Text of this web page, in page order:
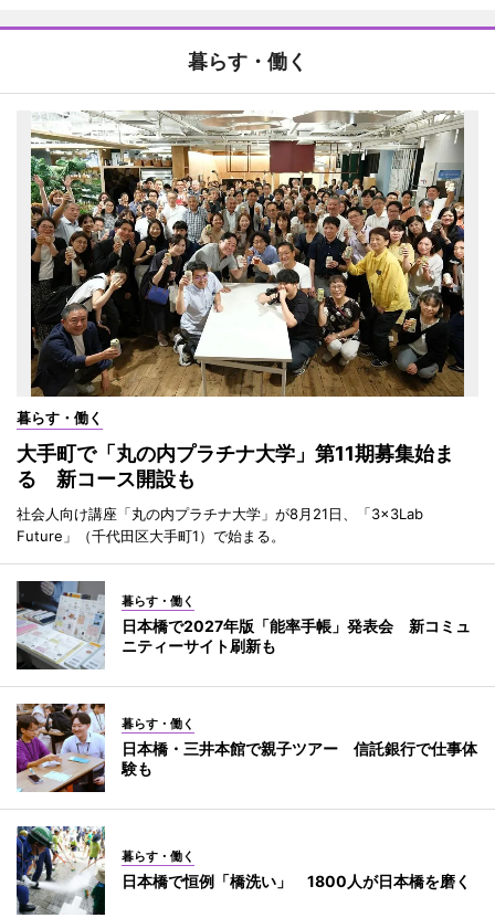
暮らす・働く
暮らす・働く
大手町で「丸の内プラチナ大学」第11期募集始ま
る 新コース開設も
社会人向け講座「丸の内プラチナ大学」が8月21日、「3×3Lab
Future」（千代田区大手町1）で始まる。
暮らす・働く
日本橋で2027年版「能率手帳」発表会 新コミュ
ニティーサイト刷新も
暮らす・働く
日本橋・三井本館で親子ツアー 信託銀行で仕事体
験も
暮らす・働く
日本橋で恒例「橋洗い」 1800人が日本橋を磨く